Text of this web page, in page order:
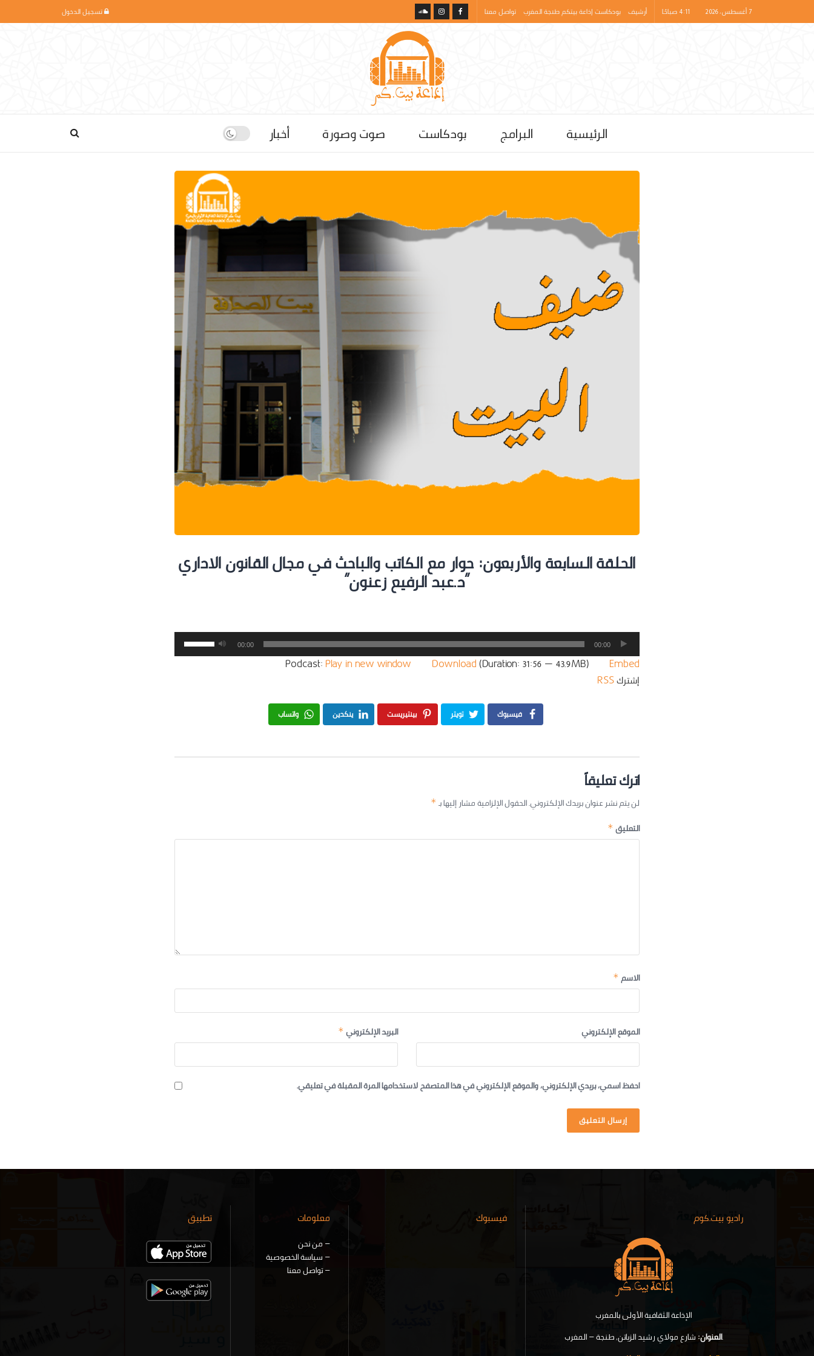
7 أغسطس، 2026 | 4:11 صباحًا أرشيف بودكاست إذاعة بيتكم طنجة المغرب تواصل معنا تسجيل الدخول
الرئيسية البرامج بودكاست صوت وصورة أخبار
الحلقة السابعة والأربعون: حوار مع الكاتب والباحث في مجال القانون الاداري
“د.عبد الرفيع زعنون”
مشغل
الصوت
00:00
00:00
مفاتيح
Podcast: Play in new window Download(Duration: 31:56 — 43.9MB) | Embed
إشتركRSS
فيسبوك تويتر بينتيريست ينكدين واتساب
اترك تعليقاً
لن يتم نشر عنوان بريدك الإلكتروني.الحقول الإلزامية مشار إليها بـ *
التعليق *
الاسم *
البريد الإلكتروني * الموقع الإلكتروني
احفظ اسمي، بريدي الإلكتروني، والموقع الإلكتروني في هذا المتصفح لاستخدامها المرة المقبلة في تعليقي.
راديو بيت.كوم
الإذاعة الثقافية الأولى بالمغرب
.العنوان:شارع مولاي رشيد الزياتن, طنجة – المغرب
فيسبوك معلومات
–من نحن
–سياسة الخصوصية
–تواصل معنا
تطبيق